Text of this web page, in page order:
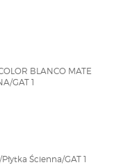
BLANCO MATE
GAT 1
Ścienna/GAT 1